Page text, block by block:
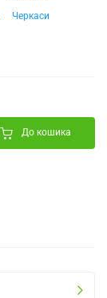
Черкаси
До кошика